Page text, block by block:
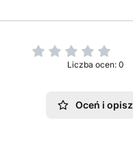
Liczba ocen: 0
Oceń i opisz